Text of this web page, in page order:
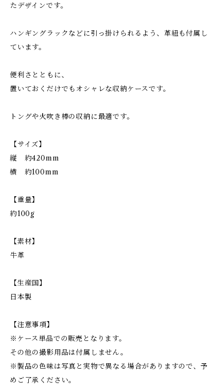
たデザインです。
ハンギングラックなどに引っ掛けられるよう、革紐も付属し
ています。
便利さとともに、
置いておくだけでもオシャレな収納ケースです。
トングや火吹き棒の収納に最適です。
【サイズ】
縦 約420mm
横 約100mm
【重量】
約100g
【素材】
牛革
【生産国】
日本製
【注意事項】
※ケース単品での販売となります。
その他の撮影用品は付属しません。
※製品の色味は写真と実物で異なる場合がありますので、予
めご了承ください。